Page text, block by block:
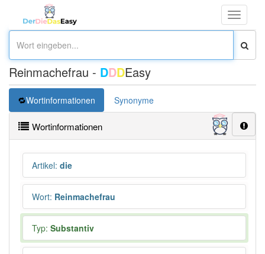
Toggle
Reinmachefrau - DDDEasy
Wortinformationen Synonyme
Wortinformationen
Artikel: die
Wort: Reinmachefrau
Typ: Substantiv